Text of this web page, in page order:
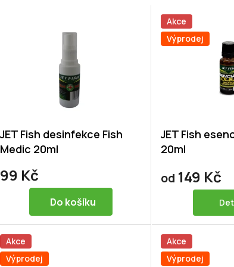
JET Fish desinfekce Fish
Medic 20ml
99 Kč
Do košíku
Akce
Výprodej
JET Fish
20ml
od 149 Kč
Akce
Výprodej
Akce
Výprodej